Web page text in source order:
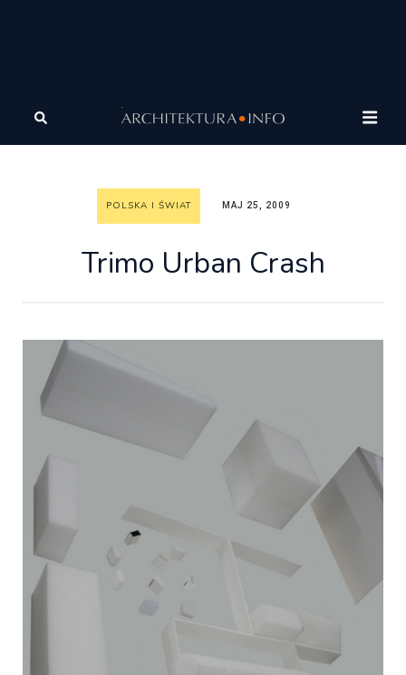
Architektura
Urban Crash
POLSKA I ŚWIAT MAJ 25, 2009
Trimo Urban Crash